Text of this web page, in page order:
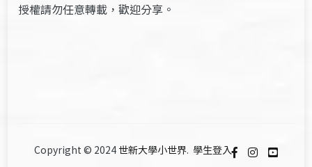
授權請勿任意轉載，歡迎分享。
Copyright © 2024 世新大學小世界. 學生登入